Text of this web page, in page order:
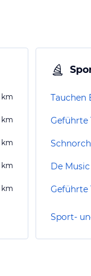
km
km
km
km
km
Tauchen
Sport-